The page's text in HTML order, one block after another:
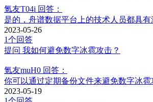
氪友T04i 回答：
是的，舟谱数据平台上的技术人员都具有
2023-05-26
1个回答
提问 我如何避免数字冰雹攻击？
氪友muH0 回答：
你可以通过定期备份文件来避免数字冰
2023-05-19